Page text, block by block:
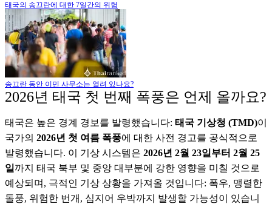
태국의 송끄란에 대한 7일간의 위험
송끄란 동안 이민 사무소는 열려 있나요?
2026년 태국 첫 번째 폭풍은 언제 올까요?
태국은 높은 경계 경보를 발령했습니다: 태국 기상청 (TMD)이
국가의 2026년 첫 여름 폭풍에 대한 사전 경고를 공식적으로
발령했습니다. 이 기상 시스템은 2026년 2월 23일부터 2월 25
일 까지 태국 북부 및 중앙 대부분에 강한 영향을 미칠 것으로
예상되며, 극적인 기상 상황을 가져올 것입니다: 폭우, 맹렬한
돌풍, 위험한 번개, 심지어 우박까지 발생할 가능성이 있습니